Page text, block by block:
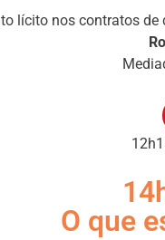
lícito nos contratos de
O que